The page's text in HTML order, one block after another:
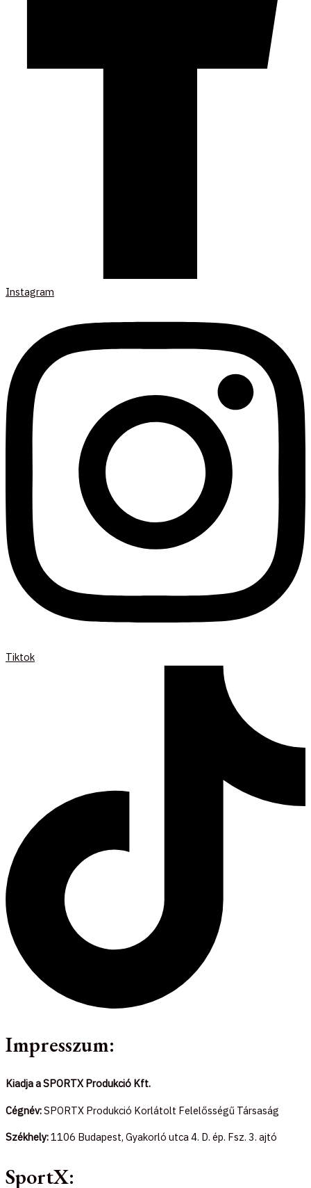
Instagram
Tiktok
Impresszum:
Kiadja a SPORTX Produkció Kft.
Cégnév:SPORTX Produkció Korlátolt Felelősségű Társaság
Székhely:1106 Budapest, Gyakorló utca 4. D. ép. Fsz. 3. ajtó
SportX: